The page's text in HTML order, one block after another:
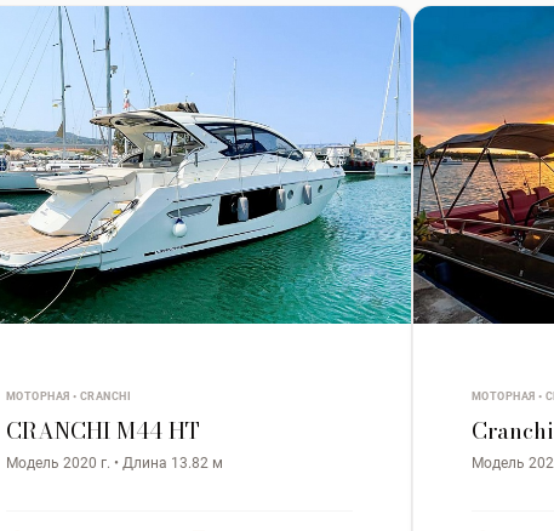
МОТОРНАЯ • CRANCHI
CRANCHI M44 HT
Модель 2020 г. • Длина 13.82 м
МОТОРНАЯ •
Модель